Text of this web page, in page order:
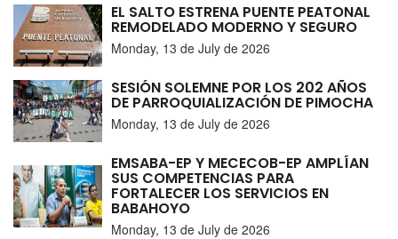
EL SALTO ESTRENA PUENTE PEATONAL
REMODELADO MODERNO Y SEGURO
Monday, 13 de July de 2026
SESIÓN SOLEMNE POR LOS 202 AÑOS
DE PARROQUIALIZACIÓN DE PIMOCHA
Monday, 13 de July de 2026
EMSABA-EP Y MECECOB-EP AMPLÍAN
SUS COMPETENCIAS PARA
FORTALECER LOS SERVICIOS EN
BABAHOYO
Monday, 13 de July de 2026